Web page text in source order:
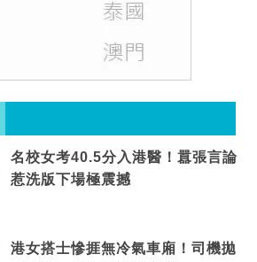
名校女考40.5分入港醫！囂張言論
惹洗版下場極震撼
港女搭士慘捱無冷氣車廂！司機拋